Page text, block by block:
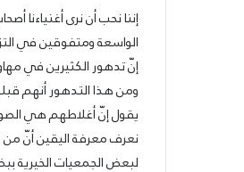
إننا نحب أن نرى أغنياءنا
الواسعة ومتفوقين في
إنّ تدهور الكثيرين في
ومن هذا التدهور أنهم
يقول إنّ أغلاطهم هي
نعرف معرفة اليقين أنّ من
لبعض الجمعيات الخيرية